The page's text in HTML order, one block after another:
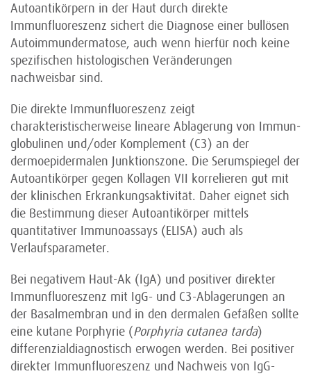
Autoantikörpern in der Haut durch direkte
Immunfluoreszenz sichert die Diagnose einer bullösen
Autoimmundermatose, auch wenn hierfür noch keine
spezifischen histologischen Veränderungen
nachweisbar sind.
Die direkte Immunfluoreszenz zeigt
charakteristischerweise lineare Ablagerung von Immun­
globulinen und/oder Komplement (C3) an der
dermoepidermalen Junktionszone. Die Serumspiegel der
Autoantikörper gegen Kollagen VII korrelieren gut mit
der klinischen Erkrankungs­aktivität. Daher eignet sich
die Bestimmung dieser Autoantikörper mittels
quantitativer Immuno­assays (ELISA) auch als
Verlaufsparameter.
Bei negativem Haut-Ak (IgA) und positiver direkter
Immunfluoreszenz mit IgG- und C3-Ablagerungen an
der Basalmembran und in den dermalen Gefäßen sollte
eine kutane Porphyrie (Porphyria cutanea tarda)
differenzialdiagnostisch erwogen werden. Bei positiver
direkter Immunfluoreszenz und Nachweis von IgG-